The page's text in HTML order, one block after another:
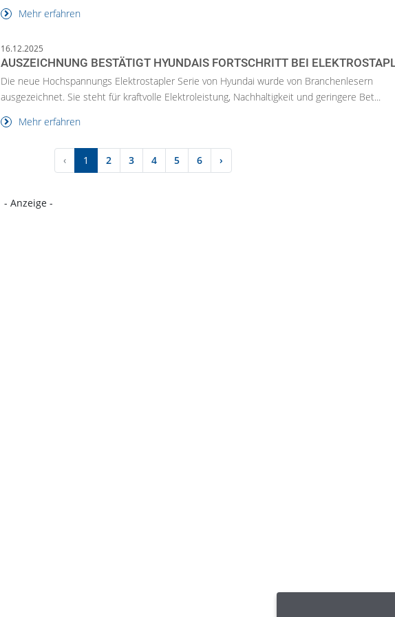
Mehr erfahren
16.12.2025
AUSZEICHNUNG BESTÄTIGT HYUNDAIS FORTSCHRITT BEI
Die neue Hochspannungs Elektrostapler Serie von Hyundai wurde von Branchenlesern
ausgezeichnet. Sie steht für kraftvolle Elektroleistung, Nachhaltigkeit und geringere Bet...
Mehr erfahren
‹ 1 2 3 4 5 6 ›
- Anzeige -